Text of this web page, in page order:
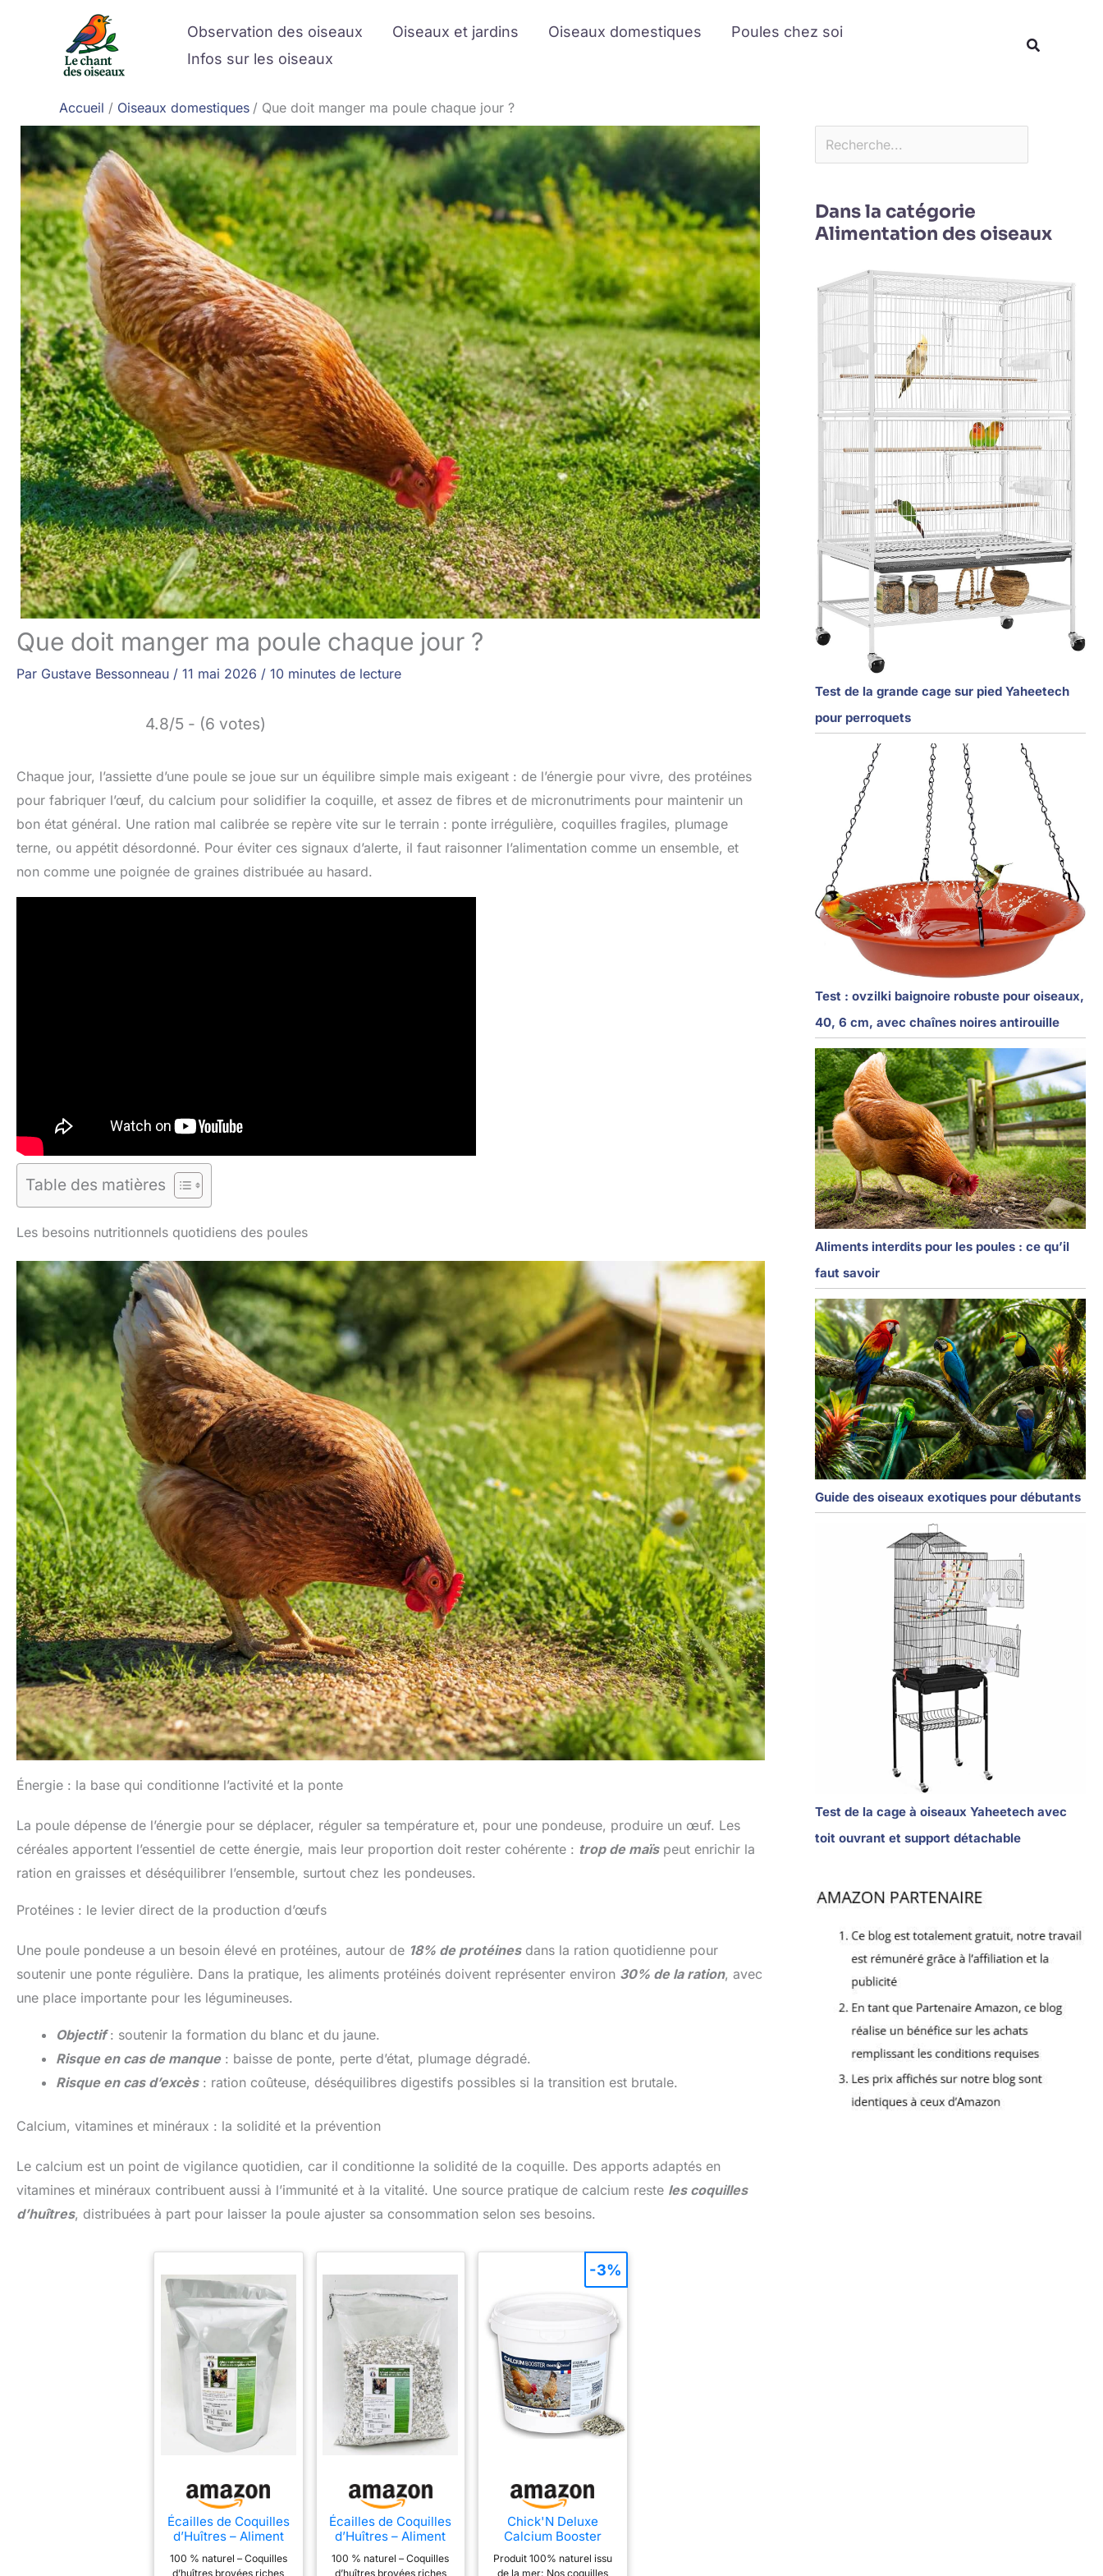
Observation des oiseaux Oiseaux et jardins Oiseaux domestiques
Poules chez soi
Infos sur les oiseaux
Accueil Oiseaux domestiques Que doit manger ma poule chaque jour ?
Que doit manger ma poule chaque jour ?
Par Gustave Bessonneau / 11 mai 2026 / 10 minutes de lecture
4.8/5 - (6 votes)
Chaque jour, l’assiette d’une poule se joue sur un équilibre simple mais exigeant : de l’énergie pour vivre, des protéines
pour fabriquer l’œuf, du calcium pour solidifier la coquille, et assez de fibres et de micronutriments pour maintenir un
bon état général. Une ration mal calibrée se repère vite sur le terrain : ponte irrégulière, coquilles fragiles, plumage
terne, ou appétit désordonné. Pour éviter ces signaux d’alerte, il faut raisonner l’alimentation comme un ensemble, et
non comme une poignée de graines distribuée au hasard.
Table des matières
Les besoins nutritionnels quotidiens des poules
Énergie : la base qui conditionne l’activité et la ponte
La poule dépense de l’énergie pour se déplacer, réguler sa température et, pour une pondeuse, produire un œuf. Les
céréales apportent l’essentiel de cette énergie, mais leur proportion doit rester cohérente : trop de maïspeut enrichir la
ration en graisses et déséquilibrer l’ensemble, surtout chez les pondeuses.
Protéines : le levier direct de la production d’œufs
Une poule pondeuse a un besoin élevé en protéines, autour de 18% de protéinesdans la ration quotidienne pour
soutenir une ponte régulière. Dans la pratique, les aliments protéinés doivent représenter environ 30% de la ration, avec
une place importante pour les légumineuses.
Objectif: soutenir la formation du blanc et du jaune.
Risque en cas de manque: baisse de ponte, perte d’état, plumage dégradé.
Risque en cas d’excès: ration coûteuse, déséquilibres digestifs possibles si la transition est brutale.
Calcium, vitamines et minéraux : la solidité et la prévention
Le calcium est un point de vigilance quotidien, car il conditionne la solidité de la coquille. Des apports adaptés en
vitamines et minéraux contribuent aussi à l’immunité et à la vitalité. Une source pratique de calcium reste les coquilles
d’huîtres, distribuées à part pour laisser la poule ajuster sa consommation selon ses besoins.
Écailles de Coquilles
d’Huîtres – Aliment
Minéral pour
Volailles – Source de
100 % naturel – Coquilles
d’huîtres broyées riches
Écailles de Coquilles
d’Huîtres – Aliment
Minéral pour
Volailles – Source de
100 % naturel – Coquilles
d’huîtres broyées riches
Chick'N Deluxe
Calcium Booster
Coquilles Huîtres
Poules Pondeuses
Produit 100% naturel issu
de la mer: Nos coquilles
-3%
Dans la catégorie
Alimentation des oiseaux
Test de la grande cage sur pied Yaheetech
pour perroquets
Test : ovzilki baignoire robuste pour oiseaux,
40, 6 cm, avec chaînes noires antirouille
Aliments interdits pour les poules : ce qu’il
faut savoir
Guide des oiseaux exotiques pour débutants
Test de la cage à oiseaux Yaheetech avec
toit ouvrant et support détachable